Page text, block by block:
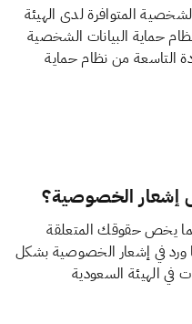
المتوافرة لدى الهيئة
حماية البيانات الشخصية
التاسعة من نظام حماية
الخصوصية؟​
يخص حقوقك المتعلقة
ورد في إشعار الخصوصية بشكل
في الهيئة السعودية